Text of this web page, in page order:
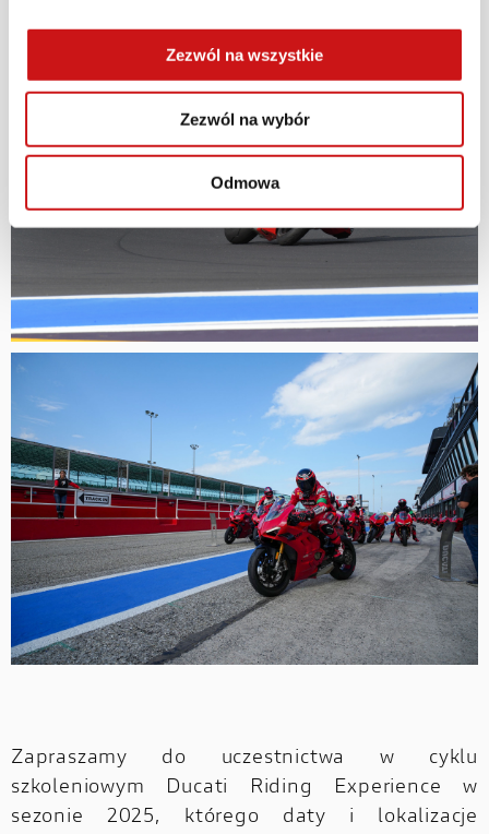
Zezwól na wszystkie
Zezwól na wybór
Odmowa
Zapraszamy do uczestnictwa w cyklu
szkoleniowym Ducati Riding Experience w
sezonie 2025, którego daty i lokalizacje